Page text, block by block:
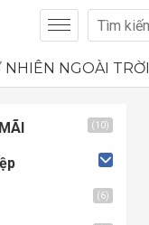
NHIÊN NGOÀI TRỜI
(10)
(6)